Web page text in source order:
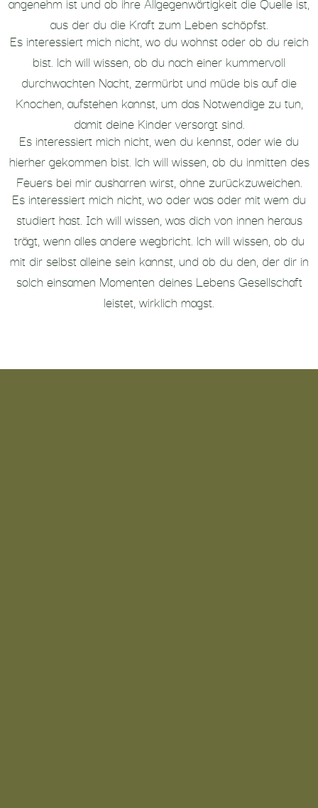
aus der du die Kraft zum Leben schöpfst.
Es interessiert mich nicht, wo du wohnst oder ob du reich
bist. lch will wissen, ob du nach einer kummervoll
durchwachten Nacht, zermürbt und müde bis auf die
Knochen, aufstehen kannst, um das Notwendige zu tun,
damit deine Kinder versorgt sind.
Es interessiert mich nicht, wen du kennst, oder wie du
hierher gekommen bist. lch will wissen, ob du inmitten des
Feuers bei mir ausharren wirst, ohne zurückzuweichen.
Es interessiert mich nicht, wo oder was oder mit wem du
studiert hast. Ich will wissen, was dich von innen heraus
trägt, wenn alles andere wegbricht. lch will wissen, ob du
mit dir selbst alleine sein kannst, und ob du den, der dir in
solch einsamen Momenten deines Lebens Gesellschaft
leistet, wirklich magst.